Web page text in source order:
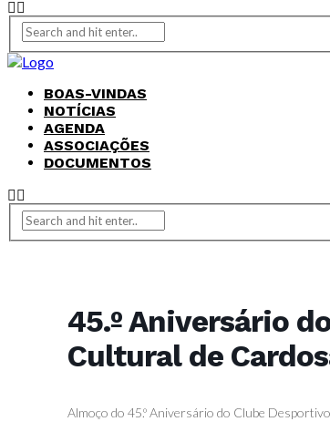
BOAS-VINDAS
NOTÍCIAS
AGENDA
ASSOCIAÇÕES
DOCUMENTOS
45.º Aniversário
Cultural de
Almoço do 45.º Aniversário do Clube